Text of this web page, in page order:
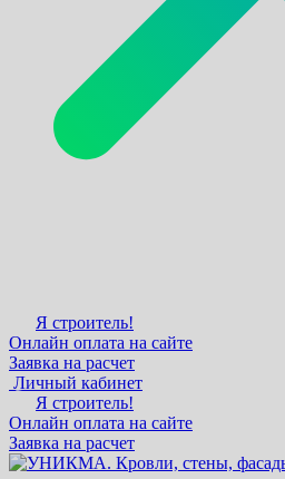
Я строитель!
Онлайн оплата на сайте
Заявка на расчет
Личный кабинет
Я строитель!
Онлайн оплата на сайте
Заявка на расчет